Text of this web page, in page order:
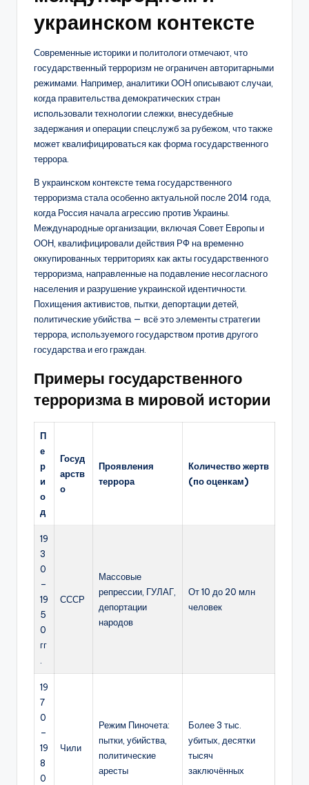
украинском контексте
Современные историки и политологи отмечают, что
государственный терроризм не ограничен авторитарными
режимами. Например, аналитики ООН описывают случаи,
когда правительства демократических стран
использовали технологии слежки, внесудебные
задержания и операции спецслужб за рубежом, что также
может квалифицироваться как форма государственного
террора.
В украинском контексте тема государственного
терроризма стала особенно актуальной после 2014 года,
когда Россия начала агрессию против Украины.
Международные организации, включая Совет Европы и
ООН, квалифицировали действия РФ на временно
оккупированных территориях как акты государственного
терроризма, направленные на подавление несогласного
населения и разрушение украинской идентичности.
Похищения активистов, пытки, депортации детей,
политические убийства — всё это элементы стратегии
террора, используемого государством против другого
государства и его граждан.
Примеры государственного
терроризма в мировой истории
П
е
р
и
о
д
Госуд
арств
о
Проявления
террора
Количество жертв
(по оценкам)
19
3
0
–
19
5
0
гг
СССР
Массовые
репрессии, ГУЛАГ,
депортации
народов
От 10 до 20 млн
человек
19
7
0
–
19
8
0
Чили
Режим Пиночета:
пытки, убийства,
политические
аресты
Более 3 тыс.
убитых, десятки
тысяч
заключённых